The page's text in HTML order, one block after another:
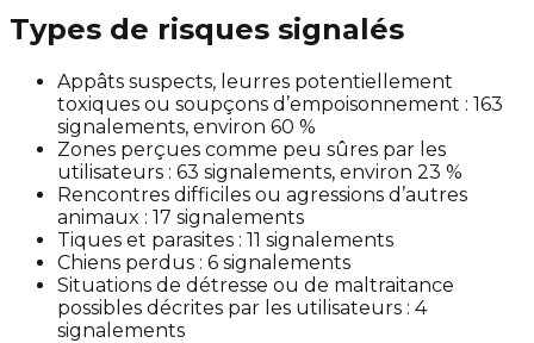
Types de risques signalés
Appâts suspects, leurres potentiellement
toxiques ou soupçons d’empoisonnement : 163
signalements, environ 60 %
Zones perçues comme peu sûres par les
utilisateurs : 63 signalements, environ 23 %
Rencontres difficiles ou agressions d’autres
animaux : 17 signalements
Tiques et parasites : 11 signalements
Chiens perdus : 6 signalements
Situations de détresse ou de maltraitance
possibles décrites par les utilisateurs : 4
signalements